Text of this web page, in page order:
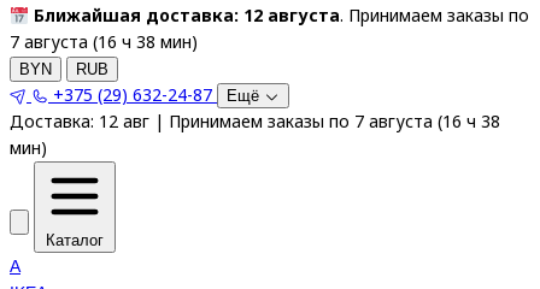
Ближайшая доставка: 12 августа. Принимаем заказы по
7 августа (16 ч 38 мин)
BYN RUB
+375 (29) 632-24-87 Ещё
Доставка: 12 авг | Принимаем заказы по 7 августа (16 ч 38
мин)
Каталог
A